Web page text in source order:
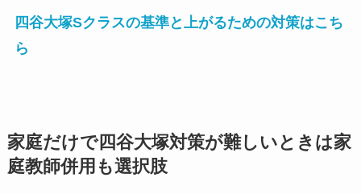
四谷大塚Sクラスの基準と上がるための対策はこち
ら
家庭だけで四谷大塚対策が難しいときは家
庭教師併用も選択肢